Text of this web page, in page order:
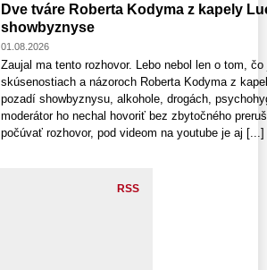
Dve tváre Roberta Kodyma z kapely
showbyznyse
01.08.2026
Zaujal ma tento rozhovor. Lebo nebol len o tom,
skúsenostiach a názoroch Roberta Kodyma z
pozadí showbyznysu, alkohole, drogách,
moderátor ho nechal hovoriť bez zbytočného
počúvať rozhovor, pod videom na youtube je aj [...]
RSS